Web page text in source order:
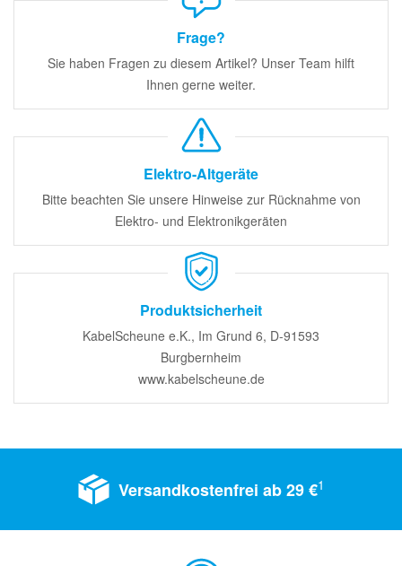
Frage?
Sie haben Fragen zu diesem Artikel? Unser Team hilft
Ihnen gerne weiter.
Elektro-Altgeräte
Bitte beachten Sie unsere Hinweise zur Rücknahme von
Elektro- und Elektronikgeräten
Produktsicherheit
KabelScheune e.K., Im Grund 6, D-91593
Burgbernheim
www.kabelscheune.de
Versandkostenfrei ab 29 €1